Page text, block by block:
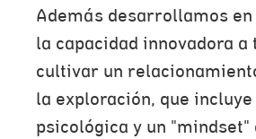
Además desarrollamos
la capacidad innovadora a
cultivar un
la exploración, que
psicológica y un "mindset"